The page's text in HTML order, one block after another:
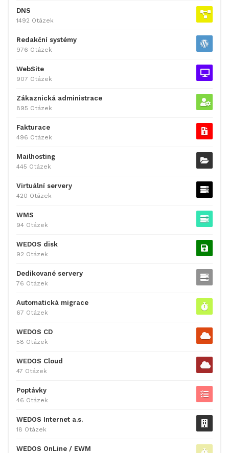
DNS
1492 Otázek
Redakční systémy
976 Otázek
WebSite
907 Otázek
Zákaznická administrace
895 Otázek
Fakturace
496 Otázek
Mailhosting
445 Otázek
Virtuální servery
420 Otázek
WMS
94 Otázek
WEDOS disk
92 Otázek
Dedikované servery
76 Otázek
Automatická migrace
67 Otázek
WEDOS CD
58 Otázek
WEDOS Cloud
47 Otázek
Poptávky
46 Otázek
WEDOS Internet a.s.
18 Otázek
WEDOS OnLine / EWM